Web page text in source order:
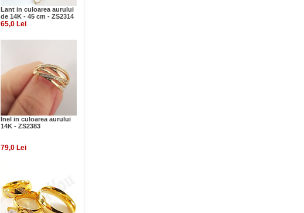
Lant in culoarea aurului
de 14K - 45 cm - ZS2314
65,0 Lei
Inel in culoarea aurului
14K - ZS2383
79,0 Lei